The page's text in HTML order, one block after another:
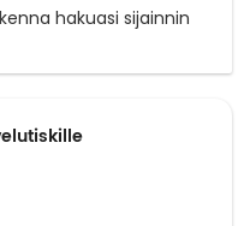
hakuasi sijainnin